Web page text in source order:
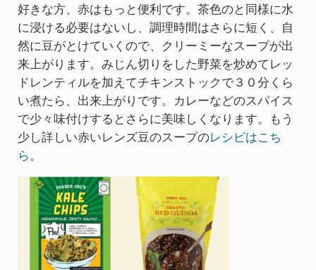
好きな方、赤はもっと便利です。茶色のと同様に水
に浸ける必要はないし、調理時間はさらに短く、自
然に豆がとけていくので、クリーミーなスープが出
来上がります。みじん切りをした野菜を炒めてレッ
ドレンティルを加えてチキンストックで３０分くら
い煮たら、出来上がりです。カレーなどのスパイス
で少々味付けするとさらに美味しくなります。もう
少し詳しい赤いレンズ豆のスープのレシピはこち
ら。